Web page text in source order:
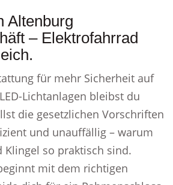
Altenburg
– Elektrofahrrad
für mehr Sicherheit auf
Lichtanlagen bleibst du
die gesetzlichen Vorschriften
und unauffällig – warum
Klingel so praktisch sind.
mit dem richtigen